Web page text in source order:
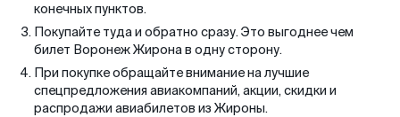
конечных пунктов.
Покупайте туда и обратно сразу. Это выгоднее чем
билет Воронеж Жирона в одну сторону.
При покупке обращайте внимание на лучшие
спецпредложения авиакомпаний, акции, скидки и
распродажи авиабилетов из Жироны.